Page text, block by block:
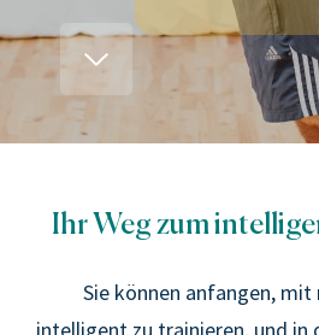
Ihr Weg zum
Sie können anfangen,